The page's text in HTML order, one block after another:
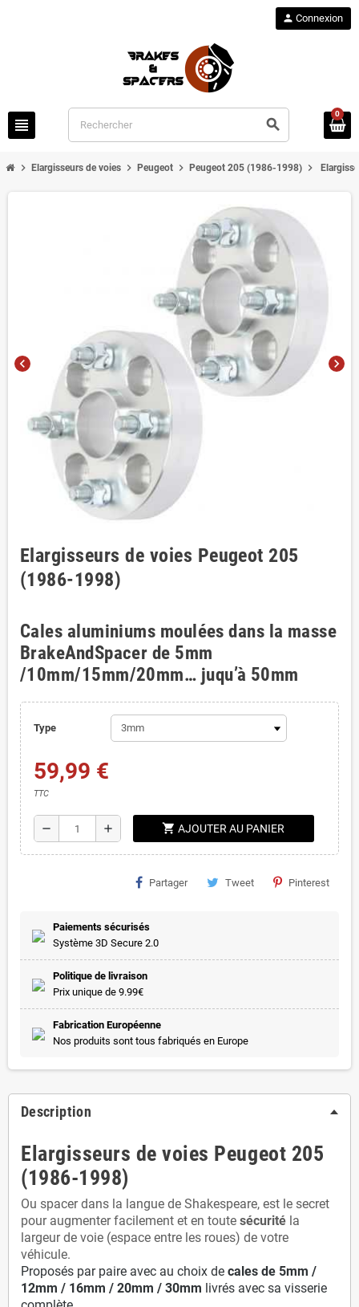
view_headline search
person Connexion
0
chevron_right Elargisseurs de voies chevron_right Peugeot chevron_right Peugeot 205 (1986-1998) chevron_right
chevron_left chevron_right
Elargisseurs de voies Peugeot 205
(1986-1998)
Cales aluminiums moulées dans la masse
BrakeAndSpacer de 5mm
/10mm/15mm/20mm… juqu’à 50mm
Type
59,99 €
TTC
remove add shopping_cart AJOUTER AU PANIER
Partager Tweet Pinterest
Paiements sécurisés
Système 3D Secure 2.0
Politique de livraison
Prix unique de 9.99€
Fabrication Européenne
Nos produits sont tous fabriqués en Europe
Description
Elargisseurs de voies Peugeot 205
(1986-1998)
Ou spacer dans la langue de Shakespeare, est le secret
pour augmenter facilement et en toute sécurité la
largeur de voie (espace entre les roues) de votre
véhicule.
Proposés par paire avec au choix de cales de 5mm /
12mm / 16mm / 20mm / 30mm livrés avec sa visserie